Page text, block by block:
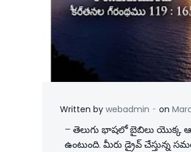
Written by webadmin - on
– తెలుగు భాషలో బైబిలు యొక్క
ఉంటుంది. మీరు డ్రైవ్